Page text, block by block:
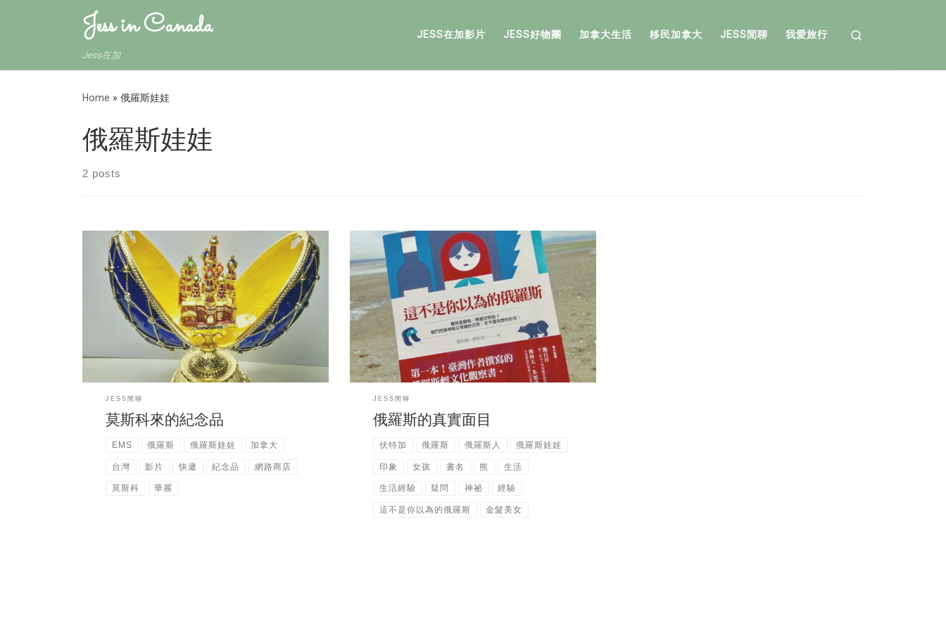
Jess in Canada
Jess在加
JESS在加影片 JESS好物團 加拿大生活 移民加拿大 JESS閒聊 我愛旅行
Home » 俄羅斯娃娃
俄羅斯娃娃
2 posts
前陣子大河幫我在莫斯科訂的紀念品終於到手
他把我要的紀念品在網路商店上訂好，請網路商
店直接用郵局的EMS從莫斯科快遞到加拿大 差不多
10天左右到，時間上還可以。收到我朝思暮想的俄
羅斯娃娃們， 還有超華麗的蛋雕，和一堆小紀念品
們，我整個人大開心
我就穿著居家服讓大
河拍了超隨性的實況開箱文，等大河剪好影片再給
大家看看
不過我在影片中是講國語（因為是給你
們看的啊），很懷疑聽不懂國語的大河會怎麼編輯
中我最愛的華麗金蛋雕
因為超漂亮，這我準備下
JESS閒聊
莫斯科來的紀念品
EMS 俄羅斯 俄羅斯娃娃 加拿大
台灣 影片 快遞 紀念品 網路商店
莫斯科 華麗
大家對俄羅斯的印象是什麼?
老實說我在
認識大河之前我根本對俄羅斯完完全全的一無所
知。。。 對我來說俄羅斯就只是個又遙遠又冷死人
的國家，然後有著可愛的俄羅斯娃娃，印象就這麼
多 而已。 我從來沒想過會認識俄羅斯人，也沒想
過會嫁過俄羅斯人，一切都不在計劃中。。。 一切
都是命運的作弄! 在和大河交往後才慢慢對俄羅斯
有一點了解，然後就有了一堆以下的疑問??? 俄羅
斯人沒事就帶著大熊散步?(並沒有，大河他從來沒
俄羅斯到處都是金髮美女? (其實很多俄羅斯美女不
髮，大家都要當金髮美女) 俄羅斯人都愛喝伏特加?
(不一定，我家的好像比較愛白酒和紅酒。我之前
和一些俄羅斯人吃 晚餐，也只有白酒，香檳可以
很多的疑問，不過在讀了以下的書以後，好像都找
JESS閒聊
俄羅斯的真實面目
伏特加 俄羅斯 俄羅斯人 俄羅斯娃娃
印象 女孩 書名 熊 生活
生活經驗 疑問 神祕 經驗
這不是你以為的俄羅斯 金髮美女